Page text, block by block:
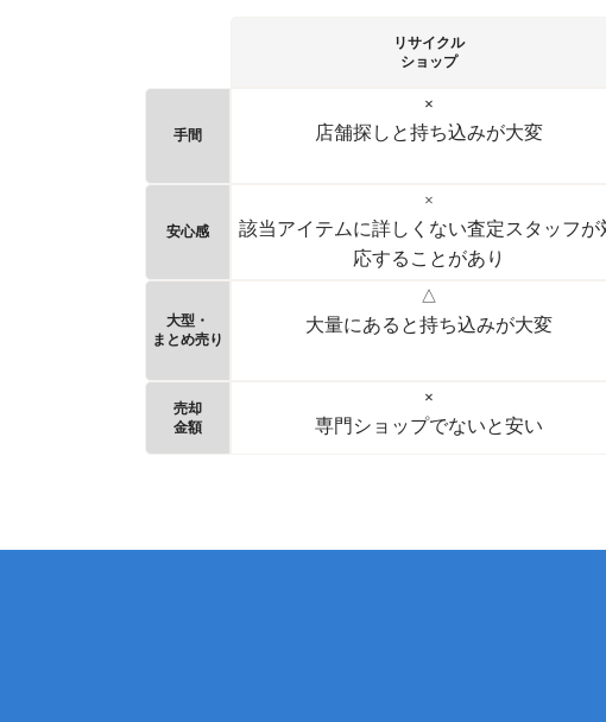
リサイクル
ショップ
手間
×
店舗探しと持ち込みが大変
安心感
×
該当アイテムに詳しくない査定スタッフが
応することがあり
大型・
まとめ売り
△
大量にあると持ち込みが大変
売却
金額
×
専門ショップでないと安い